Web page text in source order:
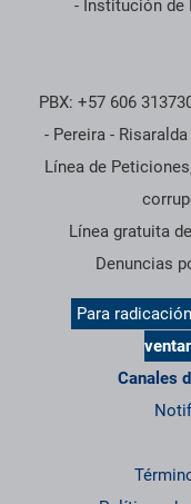
- Institución de
PBX: +57 606
- Pereira -
Línea de
Línea gratuita
Denuncias
Para
Canales